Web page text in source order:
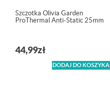
Szczotka Olivia Garden
ProThermal Anti-Static 25mm
44,99zł
DODAJ DO KOSZYKA